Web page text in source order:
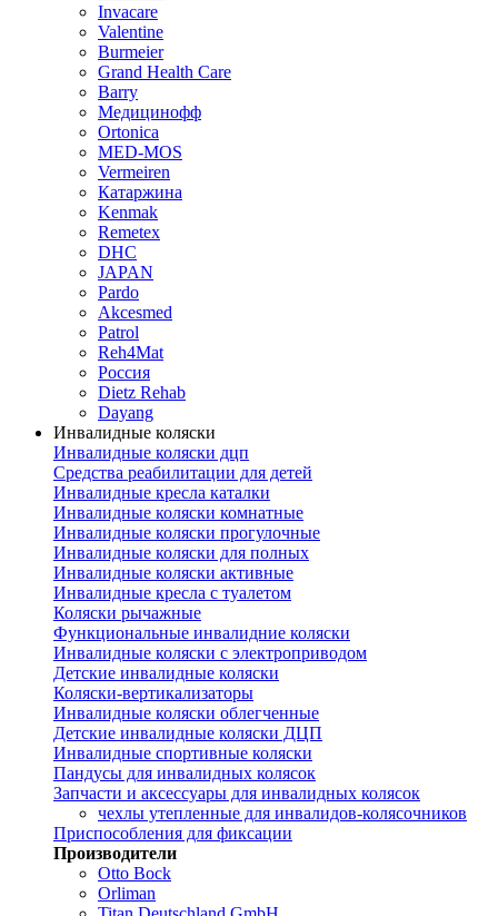
Invacare
Valentine
Burmeier
Grand Health Care
Barry
Медицинофф
Ortonica
MED-MOS
Vermeiren
Катаржина
Kenmak
Remetex
DHC
JAPAN
Pardo
Akcesmed
Patrol
Reh4Mat
Россия
Dietz Rehab
Dayang
Инвалидные коляски
Инвалидные коляски дцп
Средства реабилитации для детей
Инвалидные кресла каталки
Инвалидные коляски комнатные
Инвалидные коляски прогулочные
Инвалидные коляски для полных
Инвалидные коляски активные
Инвалидные кресла с туалетом
Коляски рычажные
Функциональные инвалидние коляски
Инвалидные коляски с электроприводом
Детские инвалидные коляски
Коляски-вертикализаторы
Инвалидные коляски облегченные
Детские инвалидные коляски ДЦП
Инвалидные спортивные коляски
Пандусы для инвалидных колясок
Запчасти и аксессуары для инвалидных колясок
чехлы утепленные для инвалидов-колясочников
Приспособления для фиксации
Производители
Otto Bock
Orliman